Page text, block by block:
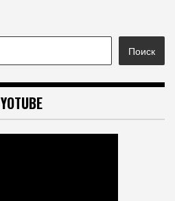
Поиск
YOTUBE